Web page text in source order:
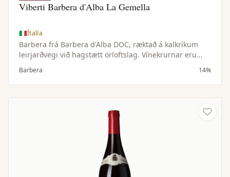
Viberti Barbera d'Alba La Gemella
Ítalía
Barbera frá Barbera d'Alba DOC, ræktað á kalkríkum
leirjarðvegi við hagstætt örloftslag. Vínekrurnar eru
ræktaðar með sjálfbærum aðferðum til að tryggja gæði
ávaxtarins.
Barbera 14%